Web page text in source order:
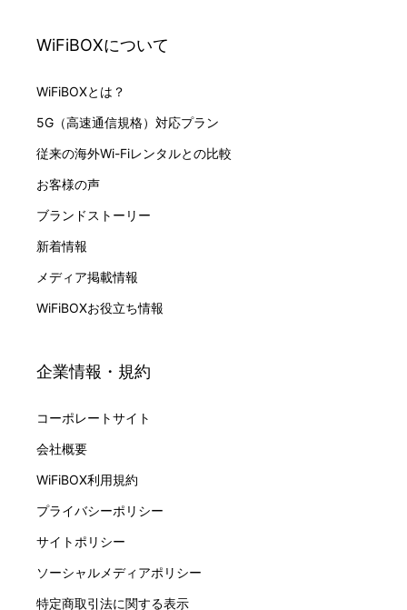
WiFiBOXについて
WiFiBOXとは？
5G（高速通信規格）対応プラン
従来の海外Wi-Fiレンタルとの比較
お客様の声
ブランドストーリー
新着情報
メディア掲載情報
WiFiBOXお役立ち情報
企業情報・規約
コーポレートサイト
会社概要
WiFiBOX利用規約
プライバシーポリシー
サイトポリシー
ソーシャルメディアポリシー
特定商取引法に関する表示